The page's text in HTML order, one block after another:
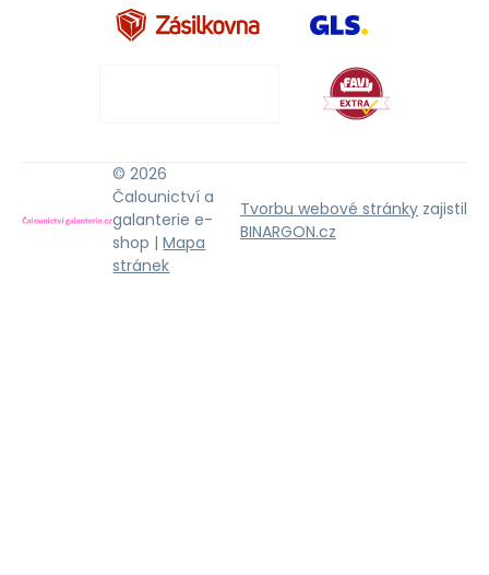
© 2026
Čalounictví a
galanterie e-
shop |Mapa
stránek
Tvorbu webové stránky zajistil
BINARGON.cz